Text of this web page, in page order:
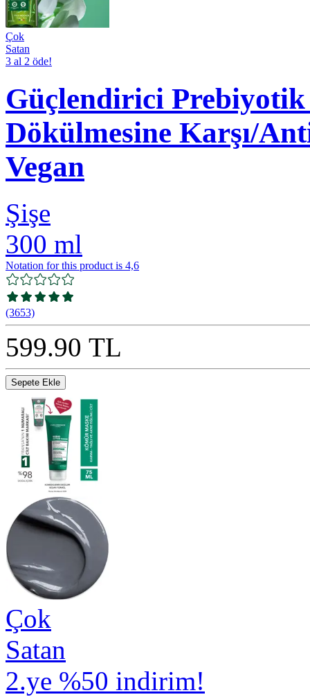
Çok
Satan
3 al 2 öde!
Güçlendirici Prebiyotik
Dökülmesine Karşı/
Vegan
Şişe
300 ml
Notation for this product is 4,6
(3653)
599.90 TL
Sepete Ekle
Çok
Satan
2.ye %50 indirim!